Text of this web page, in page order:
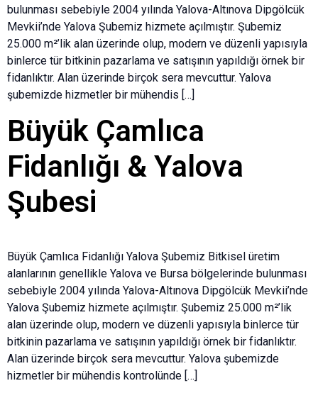
bulunması sebebiyle 2004 yılında Yalova-Altınova Dipgölcük
Mevkii’nde Yalova Şubemiz hizmete açılmıştır. Şubemiz
25.000 m²’lik alan üzerinde olup, modern ve düzenli yapısıyla
binlerce tür bitkinin pazarlama ve satışının yapıldığı örnek bir
fidanlıktır. Alan üzerinde birçok sera mevcuttur. Yalova
şubemizde hizmetler bir mühendis […]
Büyük Çamlıca
Fidanlığı & Yalova
Şubesi
Büyük Çamlıca Fidanlığı Yalova Şubemiz Bitkisel üretim
alanlarının genellikle Yalova ve Bursa bölgelerinde bulunması
sebebiyle 2004 yılında Yalova-Altınova Dipgölcük Mevkii’nde
Yalova Şubemiz hizmete açılmıştır. Şubemiz 25.000 m²’lik
alan üzerinde olup, modern ve düzenli yapısıyla binlerce tür
bitkinin pazarlama ve satışının yapıldığı örnek bir fidanlıktır.
Alan üzerinde birçok sera mevcuttur. Yalova şubemizde
hizmetler bir mühendis kontrolünde […]